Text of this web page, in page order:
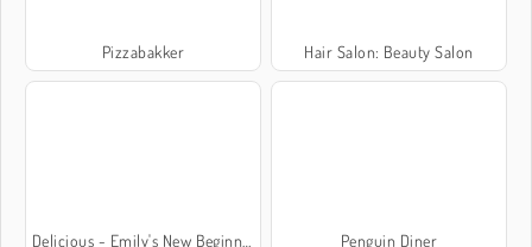
Pizzabakker Hair Salon: Beauty Salon
Delicious - Emily's New Beginning Penguin Diner